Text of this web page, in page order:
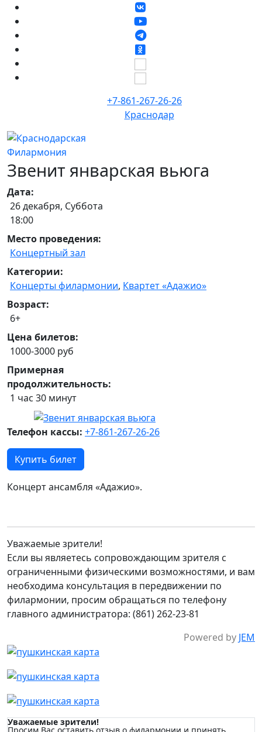
+7-861-267-26-26
Краснодар
Звенит январская вьюга
Дата:
26 декабря, Суббота
18:00
Место проведения:
Концертный зал
Категории:
Концерты филармонии, Квартет «Адажио»
Возраст:
6+
Цена билетов:
1000-3000 руб
Примерная
продолжительность:
1 час 30 минут
Телефон кассы: +7-861-267-26-26
Купить билет
Концерт ансамбля «Адажио».
Уважаемые зрители!
Если вы являетесь сопровождающим зрителя с
ограниченными физическими возможностями, и вам
необходима консультация в передвижении по
филармонии, просим обращаться по телефону
главного администратора: (861) 262-23-81
Powered by JEM
Уважаемые зрители!